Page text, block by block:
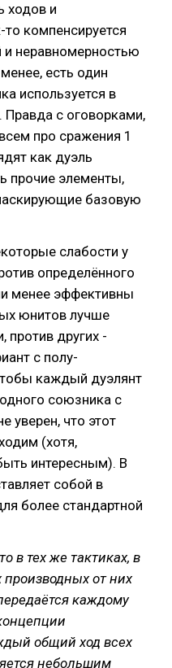
ходов и
компенсируется
неравномерностью
есть один
используется в
Правда с оговорками,
про сражения 1
как дуэль
прочие элементы,
базовую
слабости у
определённого
менее эффективны
юнитов лучше
против других -
с полу-
каждый дуэлянт
союзника с
уверен, что этот
(хотя,
интересным). В
собой в
более стандартной
в тех же тактиках, в
от них
каждому
общий ход всех
небольшим